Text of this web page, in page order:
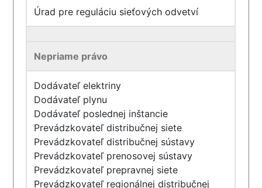
Úrad pre reguláciu sieťových odvetví
Nepriame právo
Dodávateľ elektriny
Dodávateľ plynu
Dodávateľ poslednej inštancie
Prevádzkovateľ distribučnej siete
Prevádzkovateľ distribučnej sústavy
Prevádzkovateľ prenosovej sústavy
Prevádzkovateľ prepravnej siete
Prevádzkovateľ regionálnej distribučnej